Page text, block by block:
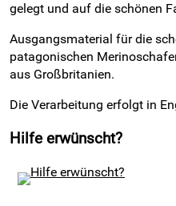
gelegt und auf die schönen
Ausgangsmaterial für die
patagonischen
aus Großbritanien.
Die Verarbeitung erfolgt in
Hilfe erwünscht?